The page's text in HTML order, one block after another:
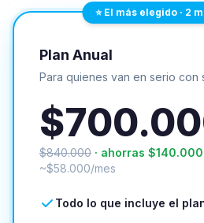
⭐ El más elegido · 2
Plan Anual
Para quienes van en serio con
$840.000 · ahorras $140.000
~$58.000/mes
Todo lo que incluye el